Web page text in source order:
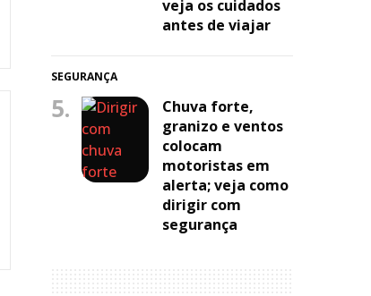
veja os cuidados
antes de viajar
SEGURANÇA
5.
Chuva forte,
granizo e ventos
colocam
motoristas em
alerta; veja como
dirigir com
segurança